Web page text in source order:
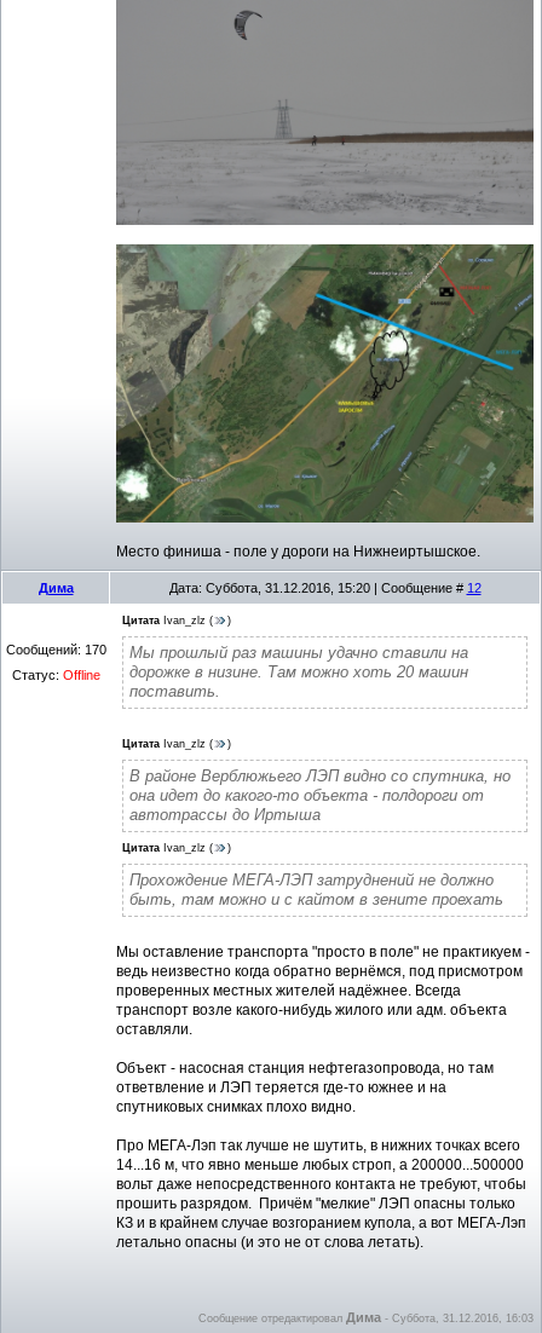
Место финиша - поле у дороги на Нижнеиртышское.
Дима Дата: Суббота, 31.12.2016, 15:20 | Сообщение # 12
Сообщений: 170
Статус: Offline
Цитата Ivan_zlz ( )
Мы прошлый раз машины удачно ставили на
дорожке в низине. Там можно хоть 20 машин
поставить.
Цитата Ivan_zlz ( )
В районе Верблюжьего ЛЭП видно со спутника, но
она идет до какого-то объекта - полдороги от
автотрассы до Иртыша
Цитата Ivan_zlz ( )
Прохождение МЕГА-ЛЭП затруднений не должно
быть, там можно и с кайтом в зените проехать
Мы оставление транспорта "просто в поле" не практикуем -
ведь неизвестно когда обратно вернёмся, под присмотром
проверенных местных жителей надёжнее. Всегда
транспорт возле какого-нибудь жилого или адм. объекта
оставляли.
Объект - насосная станция нефтегазопровода, но там
ответвление и ЛЭП теряется где-то южнее и на
спутниковых снимках плохо видно.
Про МЕГА-Лэп так лучше не шутить, в нижних точках всего
14...16 м, что явно меньше любых строп, а 200000...500000
вольт даже непосредственного контакта не требуют, чтобы
прошить разрядом. Причём "мелкие" ЛЭП опасны только
КЗ и в крайнем случае возгоранием купола, а вот МЕГА-Лэп
летально опасны (и это не от слова летать).
Сообщение отредактировал Дима - Суббота, 31.12.2016, 16:03